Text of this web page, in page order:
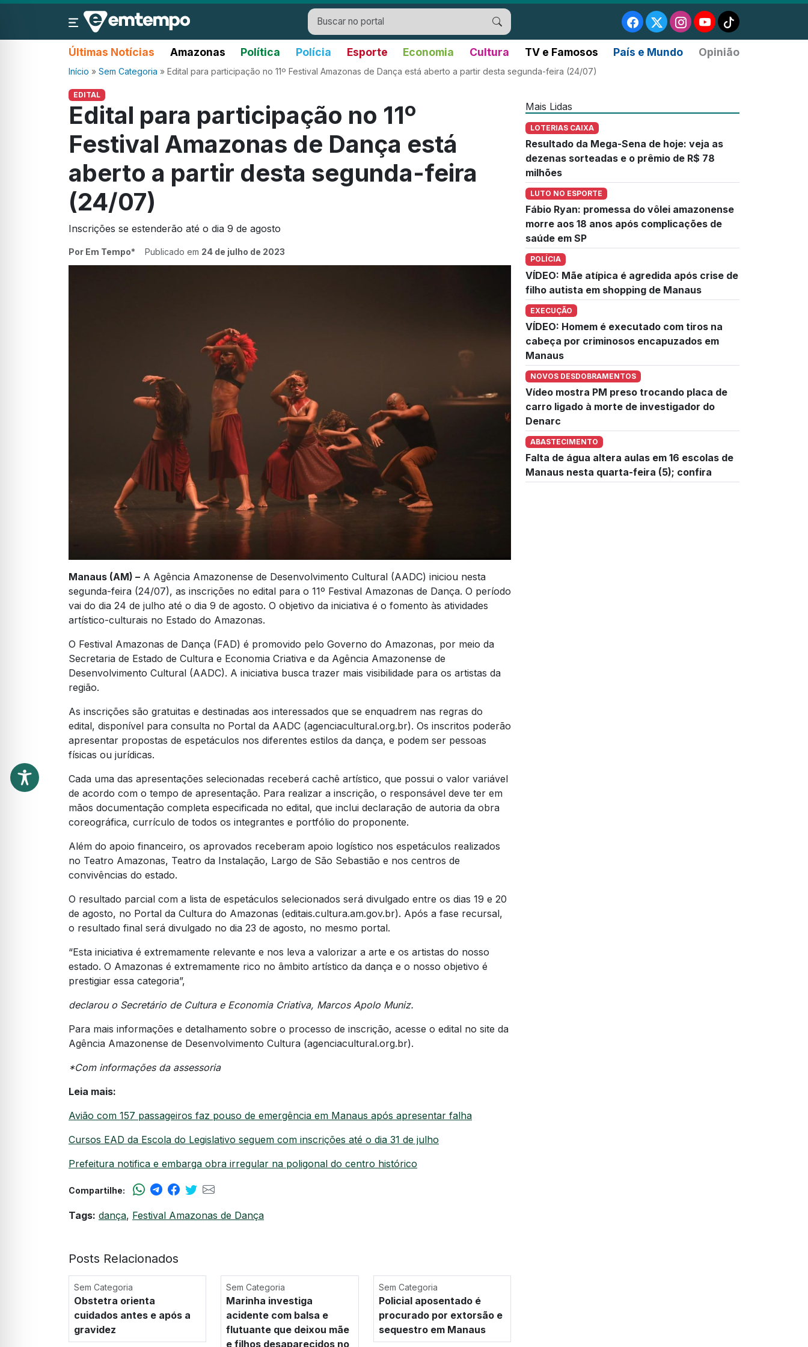
Últimas Notícias Amazonas Política Polícia Esporte Economia Cultura TV e Famosos País e Mundo Opinião
Início » Sem Categoria » Edital para participação no 11º Festival Amazonas de Dança está aberto a partir desta segunda-feira (24/07)
EDITAL
Edital para participação no 11º
Festival Amazonas de Dança está
aberto a partir desta segunda-feira
(24/07)
Inscrições se estenderão até o dia 9 de agosto
Por Em Tempo* Publicado em 24 de julho de 2023
Manaus (AM) – A Agência Amazonense de Desenvolvimento Cultural (AADC) iniciou nesta
segunda-feira (24/07), as inscrições no edital para o 11º Festival Amazonas de Dança. O período
vai do dia 24 de julho até o dia 9 de agosto. O objetivo da iniciativa é o fomento às atividades
artístico-culturais no Estado do Amazonas.
O Festival Amazonas de Dança (FAD) é promovido pelo Governo do Amazonas, por meio da
Secretaria de Estado de Cultura e Economia Criativa e da Agência Amazonense de
Desenvolvimento Cultural (AADC). A iniciativa busca trazer mais visibilidade para os artistas da
região.
As inscrições são gratuitas e destinadas aos interessados que se enquadrem nas regras do
edital, disponível para consulta no Portal da AADC (agenciacultural.org.br). Os inscritos poderão
apresentar propostas de espetáculos nos diferentes estilos da dança, e podem ser pessoas
físicas ou jurídicas.
Cada uma das apresentações selecionadas receberá cachê artístico, que possui o valor variável
de acordo com o tempo de apresentação. Para realizar a inscrição, o responsável deve ter em
mãos documentação completa especificada no edital, que inclui declaração de autoria da obra
coreográfica, currículo de todos os integrantes e portfólio do proponente.
Além do apoio financeiro, os aprovados receberam apoio logístico nos espetáculos realizados
no Teatro Amazonas, Teatro da Instalação, Largo de São Sebastião e nos centros de
convivências do estado.
O resultado parcial com a lista de espetáculos selecionados será divulgado entre os dias 19 e 20
de agosto, no Portal da Cultura do Amazonas (editais.cultura.am.gov.br). Após a fase recursal,
o resultado final será divulgado no dia 23 de agosto, no mesmo portal.
“Esta iniciativa é extremamente relevante e nos leva a valorizar a arte e os artistas do nosso
estado. O Amazonas é extremamente rico no âmbito artístico da dança e o nosso objetivo é
prestigiar essa categoria”,
declarou o Secretário de Cultura e Economia Criativa, Marcos Apolo Muniz.
Para mais informações e detalhamento sobre o processo de inscrição, acesse o edital no site da
Agência Amazonense de Desenvolvimento Cultura (agenciacultural.org.br).
*Com informações da assessoria
Leia mais:
Avião com 157 passageiros faz pouso de emergência em Manaus após apresentar falha
Cursos EAD da Escola do Legislativo seguem com inscrições até o dia 31 de julho
Prefeitura notifica e embarga obra irregular na poligonal do centro histórico
Compartilhe:
Tags: dança, Festival Amazonas de Dança
Posts Relacionados
Sem Categoria
Obstetra orienta
cuidados antes e após a
gravidez
Sem Categoria
Marinha investiga
acidente com balsa e
flutuante que deixou mãe
e filhos desaparecidos no
Sem Categoria
Policial aposentado é
procurado por extorsão e
sequestro em Manaus
Mais Lidas
LOTERIAS CAIXA
Resultado da Mega-Sena de hoje: veja as
dezenas sorteadas e o prêmio de R$ 78
milhões
LUTO NO ESPORTE
Fábio Ryan: promessa do vôlei amazonense
morre aos 18 anos após complicações de
saúde em SP
POLÍCIA
VÍDEO: Mãe atípica é agredida após crise de
filho autista em shopping de Manaus
EXECUÇÃO
VÍDEO: Homem é executado com tiros na
cabeça por criminosos encapuzados em
Manaus
NOVOS DESDOBRAMENTOS
Vídeo mostra PM preso trocando placa de
carro ligado à morte de investigador do
Denarc
ABASTECIMENTO
Falta de água altera aulas em 16 escolas de
Manaus nesta quarta-feira (5); confira